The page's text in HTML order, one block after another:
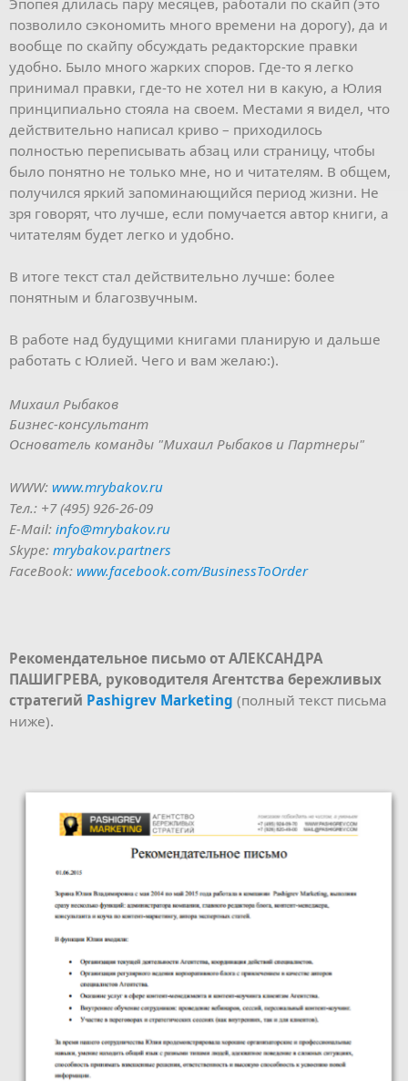
Эпопея длилась пару месяцев, работали по скайп (это
позволило сэкономить много времени на дорогу), да и
вообще по скайпу обсуждать редакторские правки
удобно. Было много жарких споров. Где-то я легко
принимал правки, где-то не хотел ни в какую, а Юлия
принципиально стояла на своем. Местами я видел, что
действительно написал криво – приходилось
полностью переписывать абзац или страницу, чтобы
было понятно не только мне, но и читателям. В общем,
получился яркий запоминающийся период жизни. Не
зря говорят, что лучше, если помучается автор книги, а
читателям будет легко и удобно.
В итоге текст стал действительно лучше: более
понятным и благозвучным.
В работе над будущими книгами планирую и дальше
работать с Юлией. Чего и вам желаю:).
Михаил Рыбаков
Бизнес-консультант
Основатель команды "Михаил Рыбаков и Партнеры"
WWW: www.mrybakov.ru
Тел.: +7 (495) 926-26-09
E-Mail: info@mrybakov.ru
Skype: mrybakov.partners
FaceBook: www.facebook.com/BusinessToOrder
Рекомендательное письмо от АЛЕКСАНДРА
ПАШИГРЕВА, руководителя Агентства бережливых
стратегий Pashigrev Marketing (полный текст письма
ниже).